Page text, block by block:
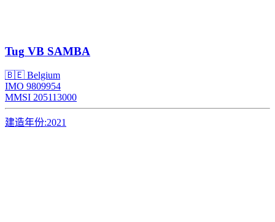
Tug VB SAMBA
🇧🇪 Belgium
IMO 9809954
MMSI 205113000
建造年份:2021